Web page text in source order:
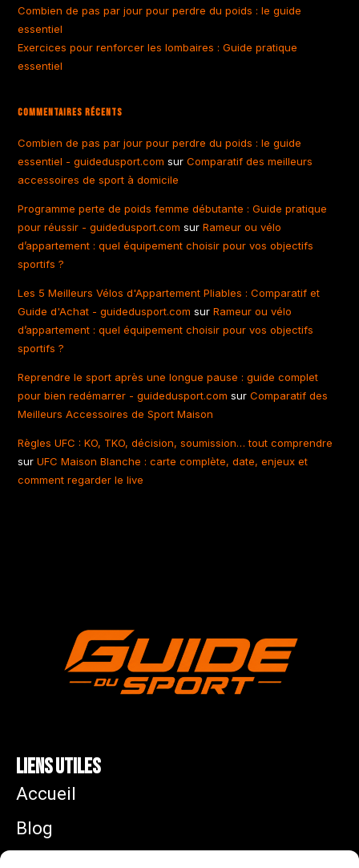
Combien de pas par jour pour perdre du poids : le guide
essentiel
Exercices pour renforcer les lombaires : Guide pratique
essentiel
Commentaires Récents
Combien de pas par jour pour perdre du poids : le guide
essentiel - guidedusport.com surComparatif des meilleurs
accessoires de sport à domicile
Programme perte de poids femme débutante : Guide pratique
pour réussir - guidedusport.com surRameur ou vélo
d’appartement : quel équipement choisir pour vos objectifs
sportifs ?
Les 5 Meilleurs Vélos d'Appartement Pliables : Comparatif et
Guide d'Achat - guidedusport.com surRameur ou vélo
d’appartement : quel équipement choisir pour vos objectifs
sportifs ?
Reprendre le sport après une longue pause : guide complet
pour bien redémarrer - guidedusport.com surComparatif des
Meilleurs Accessoires de Sport Maison
Règles UFC : KO, TKO, décision, soumission… tout comprendre
surUFC Maison Blanche : carte complète, date, enjeux et
comment regarder le live
Liens utiles
Accueil
Blog